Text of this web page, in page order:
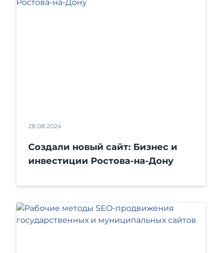
28.08.2024
Создали новый сайт: Бизнес и
инвестиции Ростова-на-Дону